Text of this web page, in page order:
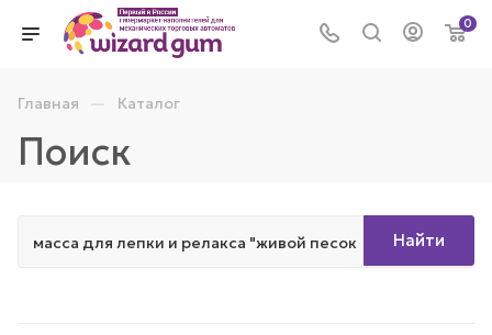
0
Главная — Каталог
Поиск
Найти